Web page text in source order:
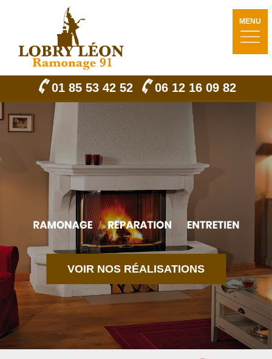
MENU
01 85 53 42 52 06 12 16 09 82
VOIR NOS RÉALISATIONS